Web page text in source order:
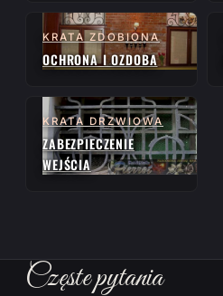
KRATA ZDOBIONA
OCHRONA I OZDOBA
KRATA DRZWIOWA
ZABEZPIECZENIE
WEJŚCIA
Częste pytania